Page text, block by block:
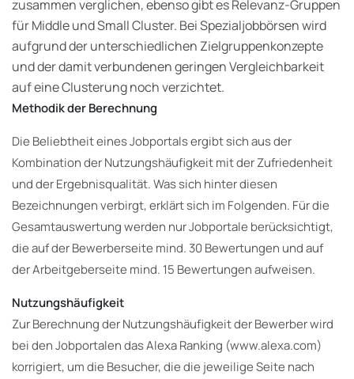
zusammen verglichen, ebenso gibt es Relevanz-Gruppen
für Middle und Small Cluster. Bei Spezialjobbörsen wird
aufgrund der unterschiedlichen Zielgruppenkonzepte
und der damit verbundenen geringen Vergleichbarkeit
auf eine Clusterung noch verzichtet.
Methodik der Berechnung
Die Beliebtheit eines Jobportals ergibt sich aus der
Kombination der Nutzungshäufigkeit mit der Zufriedenheit
und der Ergebnisqualität. Was sich hinter diesen
Bezeichnungen verbirgt, erklärt sich im Folgenden. Für die
Gesamtauswertung werden nur Jobportale berücksichtigt,
die auf der Bewerberseite mind. 30 Bewertungen und auf
der Arbeitgeberseite mind. 15 Bewertungen aufweisen.
Nutzungshäufigkeit
Zur Berechnung der Nutzungshäufigkeit der Bewerber wird
bei den Jobportalen das Alexa Ranking (www.alexa.com)
korrigiert, um die Besucher, die die jeweilige Seite nach